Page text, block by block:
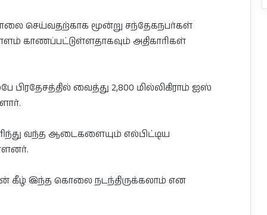
செய்வதற்காக மூன்று சந்தேகநபர்கள்
காணப்பட்டுள்ளதாகவும் அதிகாரிகள்
வைத்து 2,800 மில்லிகிராம் ஐஸ்
வந்த ஆடைகளையும் எல்பிட்டிய
கீழ் இந்த கொலை நடந்திருக்கலாம் என